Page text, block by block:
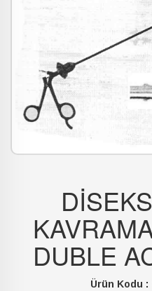
DUBLE
Ürün Kodu :